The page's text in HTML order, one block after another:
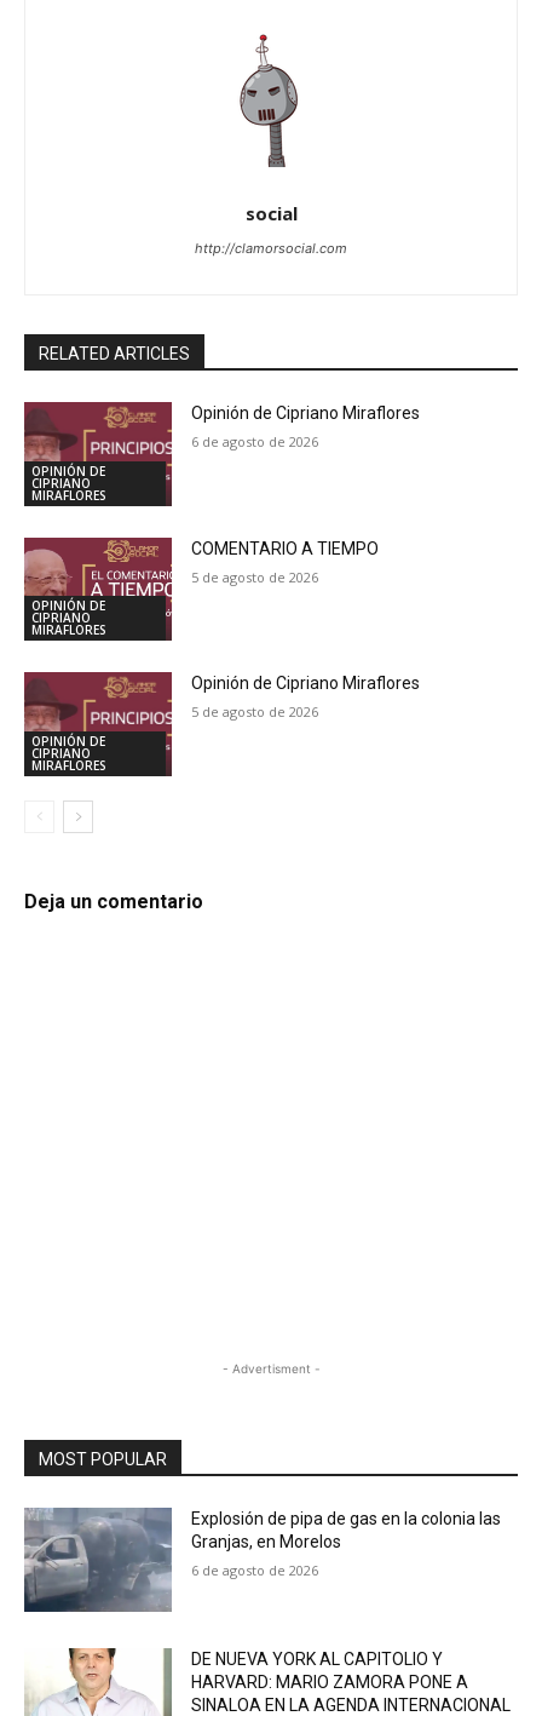
social
http://clamorsocial.com
RELATED ARTICLES
OPINIÓN DE
CIPRIANO
MIRAFLORES
Opinión de Cipriano Miraflores
6 de agosto de 2026
OPINIÓN DE
CIPRIANO
MIRAFLORES
COMENTARIO A TIEMPO
5 de agosto de 2026
OPINIÓN DE
CIPRIANO
MIRAFLORES
Opinión de Cipriano Miraflores
5 de agosto de 2026
Deja un comentario
- Advertisment -
MOST POPULAR
Explosión de pipa de gas en la colonia las
Granjas, en Morelos
6 de agosto de 2026
DE NUEVA YORK AL CAPITOLIO Y
HARVARD: MARIO ZAMORA PONE A
SINALOA EN LA AGENDA INTERNACIONAL